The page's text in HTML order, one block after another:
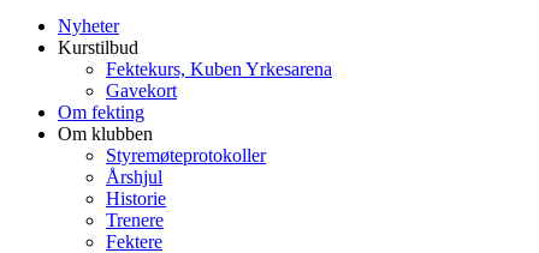
Nyheter
Kurstilbud
Fektekurs, Kuben Yrkesarena
Gavekort
Om fekting
Om klubben
Styremøteprotokoller
Årshjul
Historie
Trenere
Fektere